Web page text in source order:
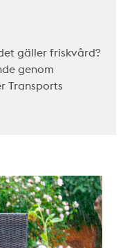
gäller friskvård?
genom
Transports